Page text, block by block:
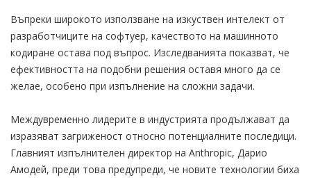
Въпреки широкото използване на изкуствен интелект от
разработчиците на софтуер, качеството на машинното
кодиране остава под въпрос. Изследванията показват, че
ефективността на подобни решения оставя много да се
желае, особено при изпълнение на сложни задачи.
Междувременно лидерите в индустрията продължават да
изразяват загриженост относно потенциалните последици.
Главният изпълнителен директор на Anthropic, Дарио
Амодей, преди това предупреди, че новите технологии биха